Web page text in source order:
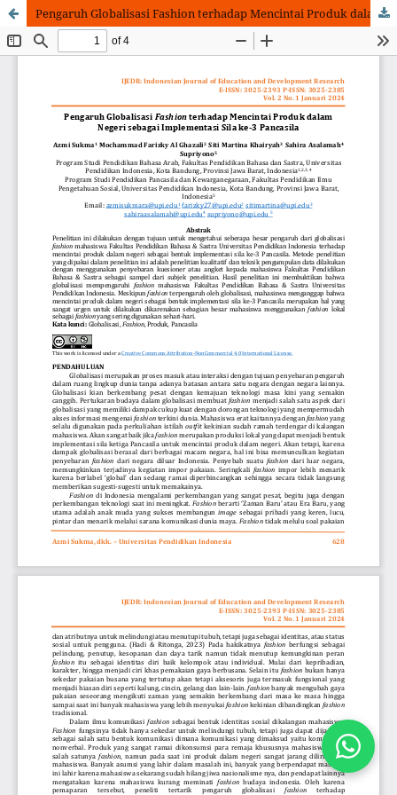
Pengaruh Globalisasi Fashion terhadap Mencintai Produk dalam Negeri sebagai Implementasi Sila ke-3 Pancasila